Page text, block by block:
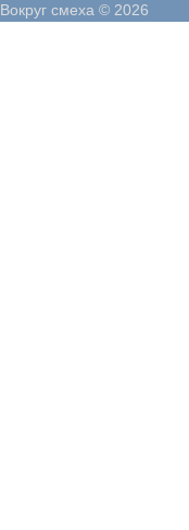
Вокруг смеха © 2026